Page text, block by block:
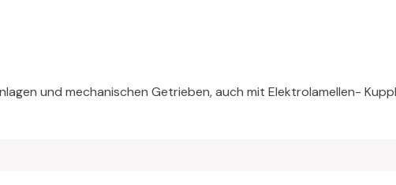
und mechanischen Getrieben, auch mit Elektrolamellen-